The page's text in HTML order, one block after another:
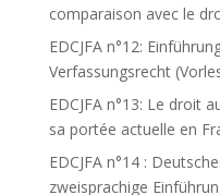
comparaison avec le
EDCJFA n°12:
Verfassungsrecht
EDCJFA n°13: Le droit
sa portée actuelle en
EDCJFA n°14 :
zweisprachige